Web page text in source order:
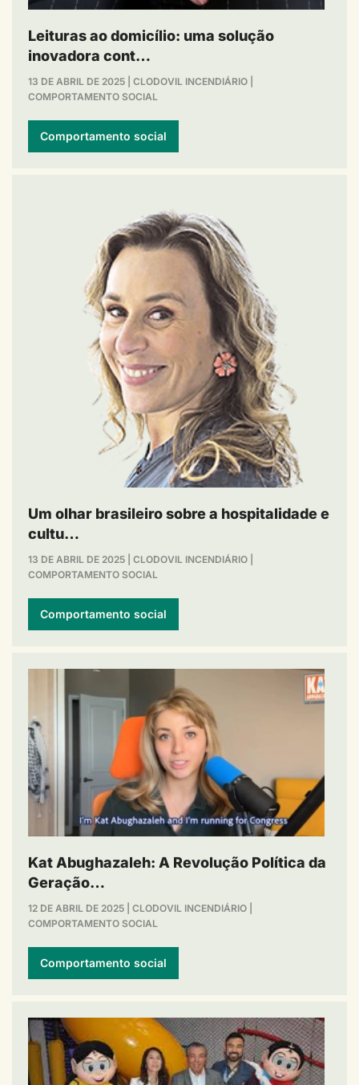
Leituras ao domicílio: uma solução
inovadora cont…
13 DE ABRIL DE 2025 CLODOVIL INCENDIÁRIO
COMPORTAMENTO SOCIAL
Comportamento social
Um olhar brasileiro sobre a hospitalidade e
cultu…
13 DE ABRIL DE 2025 CLODOVIL INCENDIÁRIO
COMPORTAMENTO SOCIAL
Comportamento social
Kat Abughazaleh: A Revolução Política da
Geração…
12 DE ABRIL DE 2025 CLODOVIL INCENDIÁRIO
COMPORTAMENTO SOCIAL
Comportamento social